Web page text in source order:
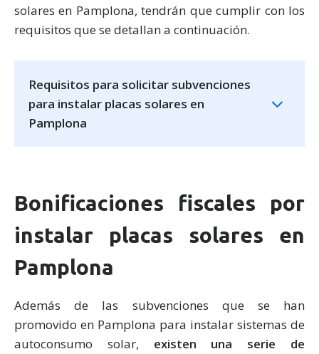
solares en Pamplona, tendrán que cumplir con los
requisitos que se detallan a continuación.
Requisitos para solicitar subvenciones
para instalar placas solares en
Pamplona
Bonificaciones fiscales por
instalar placas solares en
Pamplona
Además de las subvenciones que se han
promovido en Pamplona para instalar sistemas de
autoconsumo solar, existen una serie de